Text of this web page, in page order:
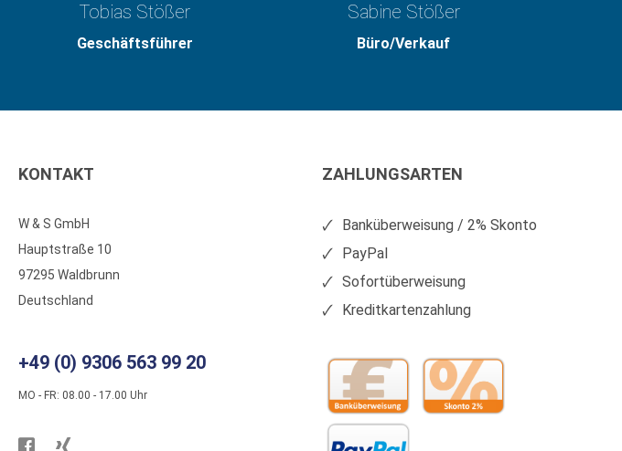
Tobias Stößer
Geschäftsführer
Sabine Stößer
Büro/Verkauf
KONTAKT
W & S GmbH
Hauptstraße 10
97295 Waldbrunn
Deutschland
+49 (0) 9306 563 99 20
MO - FR: 08.00 - 17.00 Uhr
Besuchen
ZAHLUNGSARTEN
Banküberweisung / 2% Skonto
PayPal
Sofortüberweisung
Kreditkartenzahlung